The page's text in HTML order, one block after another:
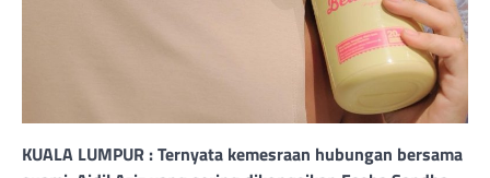
KUALA LUMPUR : Ternyata kemesraan hubungan bersama